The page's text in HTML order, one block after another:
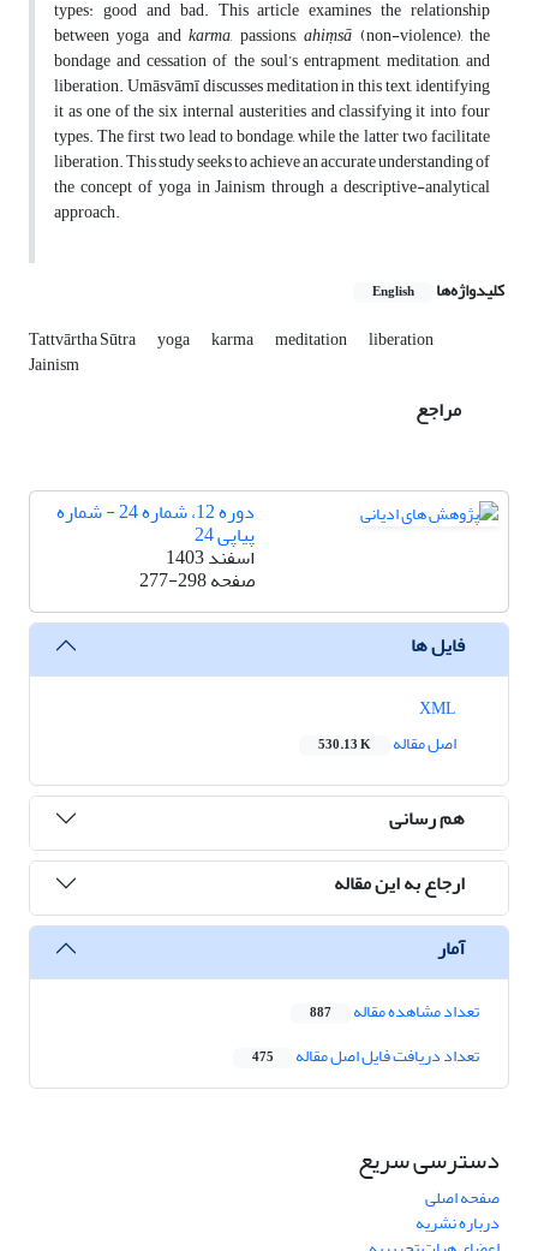
types: good and bad. This article examines the relationship
between yoga andkarma, passions,ahiṃsā (non-violence), the
bondage and cessation of the soul’s entrapment, meditation, and
liberation. Umāsvāmī discusses meditation in this text, identifying
it as one of the six internal austerities and classifying it into four
types. The first two lead to bondage, while the latter two facilitate
liberation. This study seeks to achieve an accurate understanding of
the concept of yoga in Jainism through a descriptive-analytical
approach.
کلیدواژه‌ها English
Tattvārtha Sūtra yoga karma meditation liberation
Jainism
مراجع
دوره 12، شماره 24 - شماره
پیاپی 24
اسفند 1403
صفحه277-298
فایل ها
اصل مقاله
530.13 K
هم رسانی
ارجاع به این مقاله
آمار
تعداد مشاهده مقاله 887
تعداد دریافت فایل اصل مقاله 475
دسترسی سریع
صفحه اصلی
درباره نشریه